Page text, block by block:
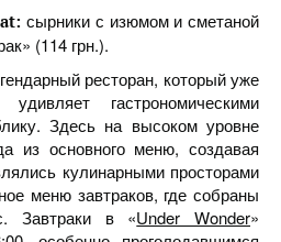
сырники с изюмом и сметаной
(114 грн.).
ресторан, который уже
гастрономическими
Здесь на высоком уровне
из основного меню, создавая
кулинарными просторами
меню завтраков, где собраны
Завтраки в «Under Wonder»